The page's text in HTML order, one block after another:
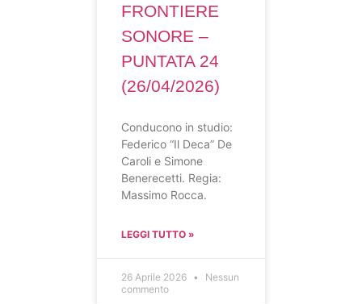
FRONTIERE
SONORE –
PUNTATA 24
(26/04/2026)
Conducono in studio:
Federico “Il Deca” De
Caroli e Simone
Benerecetti. Regia:
Massimo Rocca.
LEGGI TUTTO »
26 Aprile 2026
Nessun
commento